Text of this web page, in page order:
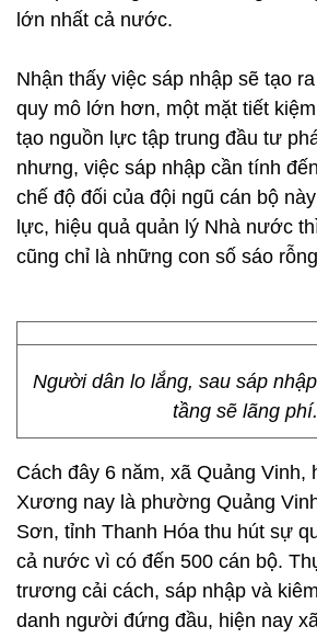
lớn nhất cả nước.
Nhận thấy việc sáp nhập sẽ tạo
quy mô lớn hơn, một mặt tiết
tạo nguồn lực tập trung đầu tư
nhưng, việc sáp nhập cần tính
chế độ đối của đội ngũ cán bộ
lực, hiệu quả quản lý Nhà nước
cũng chỉ là những con số sáo
Người dân lo lắng, sau sáp
tầng sẽ lãng phí.
Cách đây 6 năm, xã Quảng Vinh,
Xương nay là phường Quảng
Sơn, tỉnh Thanh Hóa thu hút sự
cả nước vì có đến 500 cán bộ.
trương cải cách, sáp nhập và
danh người đứng đầu, hiện nay